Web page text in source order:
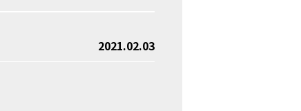
2021.02.03